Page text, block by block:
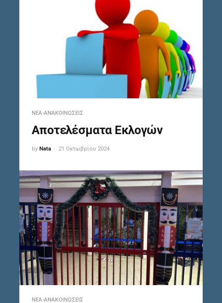
ΝΈΑ-ΑΝΑΚΟΙΝΏΣΕΙΣ
Αποτελέσματα Εκλογών
by Nata 21 Οκτωβρίου 2024
ΝΈΑ-ΑΝΑΚΟΙΝΏΣΕΙΣ